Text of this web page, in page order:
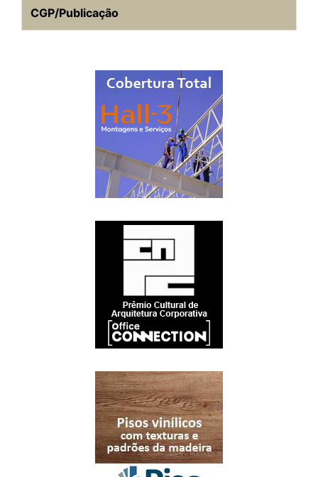
CGP/Publicação